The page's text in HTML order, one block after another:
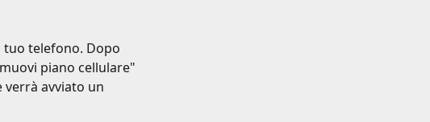
tuo telefono. Dopo
piano cellulare"
avviato un